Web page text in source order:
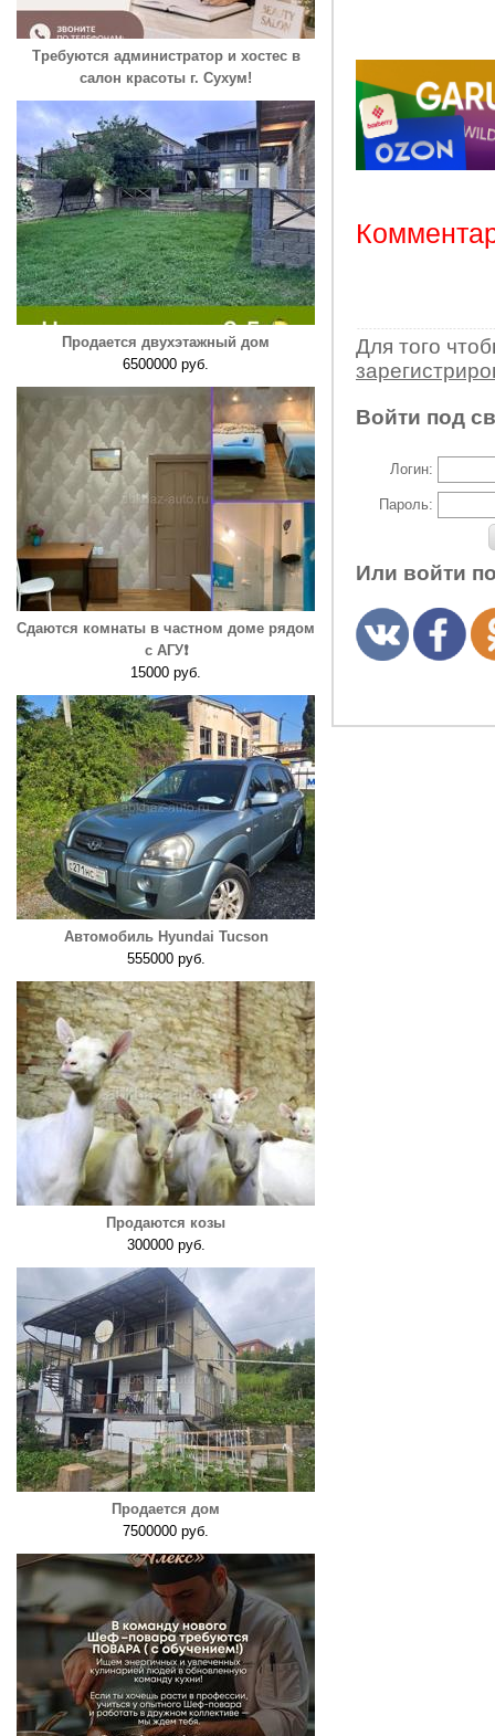
Требуются администратор и хостес в
салон красоты г. Сухум!
Продается двухэтажный дом
6500000 руб.
Сдаются комнаты в частном доме рядом
с АГУ❗️
15000 руб.
Автомобиль Hyundai Tucson
555000 руб.
Продаются козы
300000 руб.
Продается дом
7500000 руб.
Для того
Войти под
Логин:
Пароль:
Или войти